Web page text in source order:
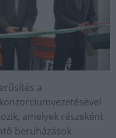
a
amelyek részeként
beruházások